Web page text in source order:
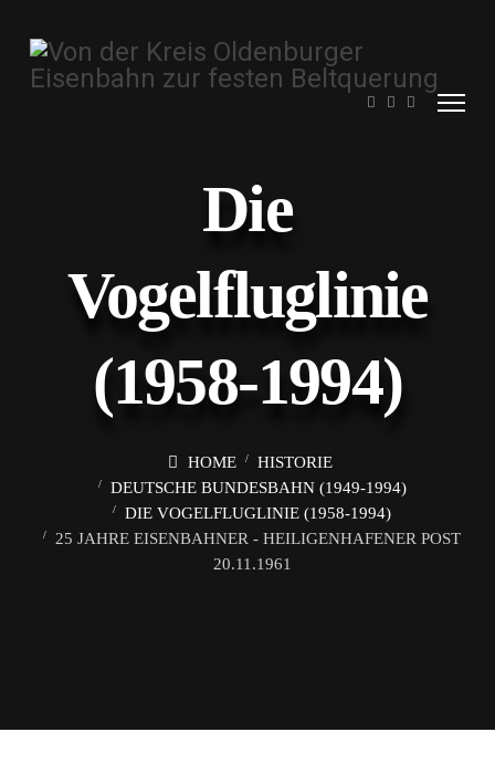
Die
Vogelfluglinie
(1958-1994)
HOME
HISTORIE
DEUTSCHE BUNDESBAHN (1949-1994)
DIE VOGELFLUGLINIE (1958-1994)
25 JAHRE EISENBAHNER - HEILIGENHAFENER POST
20.11.1961